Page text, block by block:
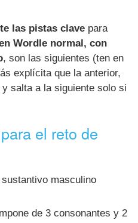
las pistas clave para
Wordle normal, con
, son las siguientes (ten en
explícita que la anterior,
y salta a la siguiente solo si
el reto de
masculino
de 3 consonantes y 2